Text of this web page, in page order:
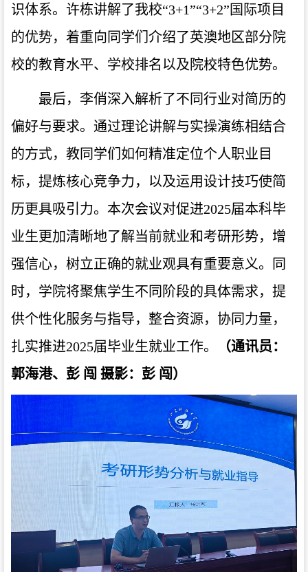
识体系。许栋讲解了我校“3+1”“3+2”国际项目
的优势，着重向同学们介绍了英澳地区部分院
校的教育水平、学校排名以及院校特色优势。
最后，李俏深入解析了不同行业对简历的
偏好与要求。通过理论讲解与实操演练相结合
的方式，教同学们如何精准定位个人职业目
标，提炼核心竞争力，以及运用设计技巧使简
历更具吸引力。本次会议对促进2025届本科毕
业生更加清晰地了解当前就业和考研形势，增
强信心，树立正确的就业观具有重要意义。同
时，学院将聚焦学生不同阶段的具体需求，提
供个性化服务与指导，整合资源，协同力量，
扎实推进2025届毕业生就业工作。
（通讯员：
郭海港、 彭 闯 摄影：彭 闯 ）